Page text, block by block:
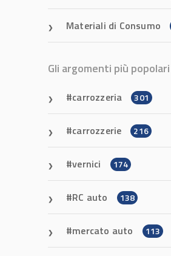
Materiali di Consumo
Gli argomenti più popolari
carrozzeria 301
carrozzerie 216
vernici 174
RC auto 138
mercato auto 113